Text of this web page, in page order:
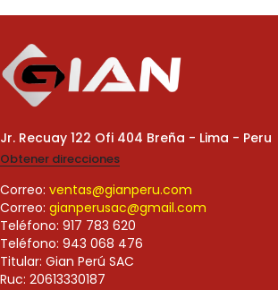
Jr. Recuay 122 Ofi 404 Breña - Lima - Peru
Obtener direcciones
Correo: ventas@gianperu.com
Correo: gianperusac@gmail.com
Teléfono: 917 783 620
Teléfono: 943 068 476
Titular: Gian Perú SAC
Ruc: 20613330187